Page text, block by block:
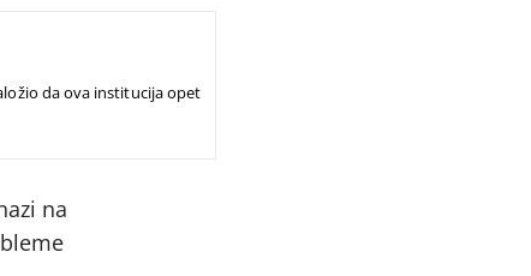
da ova institucija opet
na